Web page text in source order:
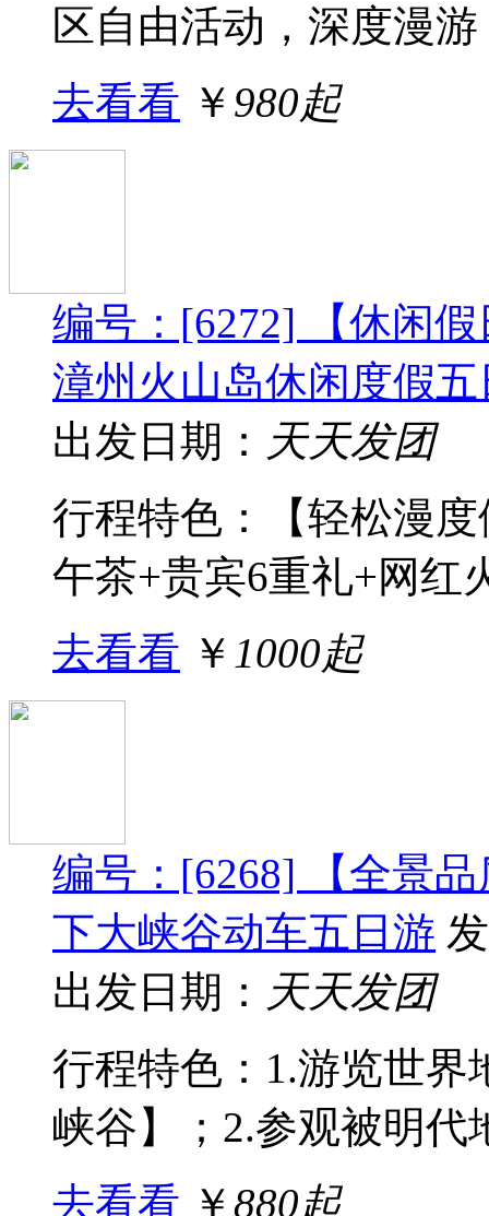
区自由活动，深度漫
去看看 ￥ 980起
编号：[6272] 【休闲
漳州火山岛休闲度假五
出发日期： 天天发团
行程特色：【轻松漫
午茶+贵宾6重礼+网红
去看看 ￥ 1000起
编号：[6268] 【全景
下大峡谷动车五日游
出发日期： 天天发团
行程特色：1.游览世界
峡谷】；2.参观被明代
去看看 ￥880起